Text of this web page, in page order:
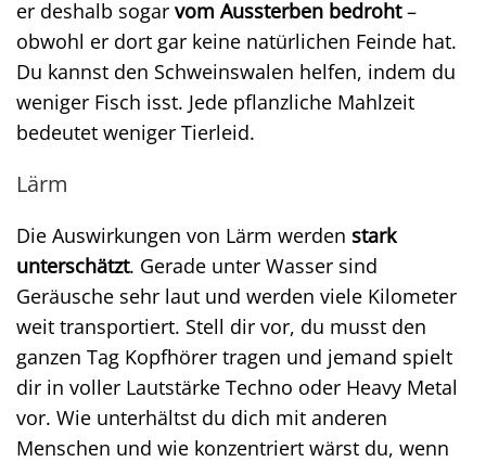
er deshalb sogar vom Aussterben bedroht–
obwohl er dort gar keine natürlichen Feinde hat.
Du kannst den Schweinswalen helfen, indem du
weniger Fisch isst. Jede pflanzliche Mahlzeit
bedeutet weniger Tierleid.
Lärm
Die Auswirkungen von Lärm werden stark
unterschätzt. Gerade unter Wasser sind
Geräusche sehr laut und werden viele Kilometer
weit transportiert. Stell dir vor, du musst den
ganzen Tag Kopfhörer tragen und jemand spielt
dir in voller Lautstärke Techno oder Heavy Metal
vor. Wie unterhältst du dich mit anderen
Menschen und wie konzentriert wärst du, wenn